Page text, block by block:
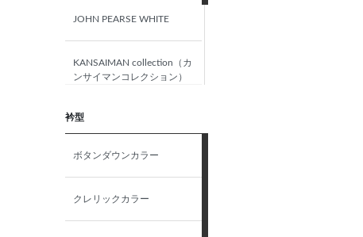
42-84
LL（43）-80
JOHN PEARSE WHITE
KANSAIMAN collection（カ
ンサイマンコレクション）
DIFILONA
衿型
ボタンダウンカラー
クレリックカラー